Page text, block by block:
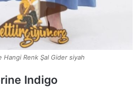
Renk Şal Gider siyah
Indigo